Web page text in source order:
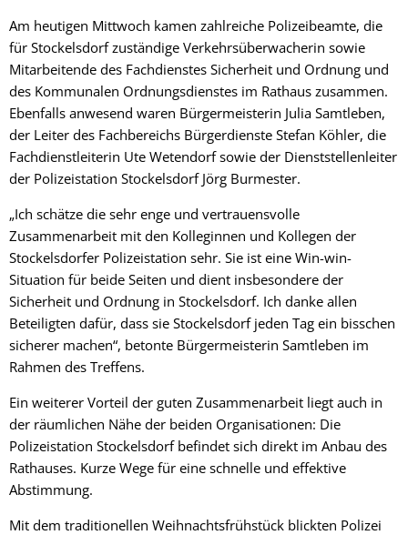
Am heutigen Mittwoch kamen zahlreiche Polizeibeamte, die
für Stockelsdorf zuständige Verkehrsüberwacherin sowie
Mitarbeitende des Fachdienstes Sicherheit und Ordnung und
des Kommunalen Ordnungsdienstes im Rathaus zusammen.
Ebenfalls anwesend waren Bürgermeisterin Julia Samtleben,
der Leiter des Fachbereichs Bürgerdienste Stefan Köhler, die
Fachdienstleiterin Ute Wetendorf sowie der Dienststellenleiter
der Polizeistation Stockelsdorf Jörg Burmester.
„Ich schätze die sehr enge und vertrauensvolle
Zusammenarbeit mit den Kolleginnen und Kollegen der
Stockelsdorfer Polizeistation sehr. Sie ist eine Win-win-
Situation für beide Seiten und dient insbesondere der
Sicherheit und Ordnung in Stockelsdorf. Ich danke allen
Beteiligten dafür, dass sie Stockelsdorf jeden Tag ein bisschen
sicherer machen“, betonte Bürgermeisterin Samtleben im
Rahmen des Treffens.
Ein weiterer Vorteil der guten Zusammenarbeit liegt auch in
der räumlichen Nähe der beiden Organisationen: Die
Polizeistation Stockelsdorf befindet sich direkt im Anbau des
Rathauses. Kurze Wege für eine schnelle und effektive
Abstimmung.
Mit dem traditionellen Weihnachtsfrühstück blickten Polizei